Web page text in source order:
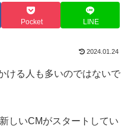
Pocket LINE
2024.01.24
ける人も多いのではないで
しいCMがスタートしてい